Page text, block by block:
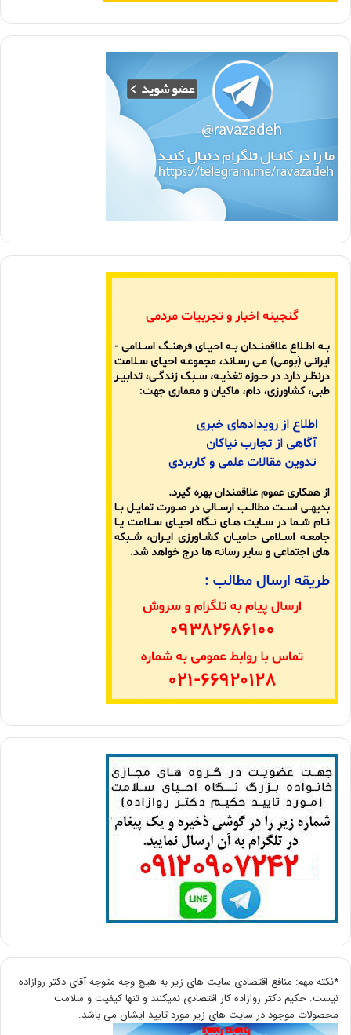
*نکته مهم: منافع اقتصادی سایت های زیر به هیچ وجه متوجه آقای دکتر روازاده
نیست. حکیم دکتر روازاده کار اقتصادی نمیکنند و تنها کیفیت و سلامت
محصولات موجود در سایت های زیر مورد تایید ایشان می باشد.